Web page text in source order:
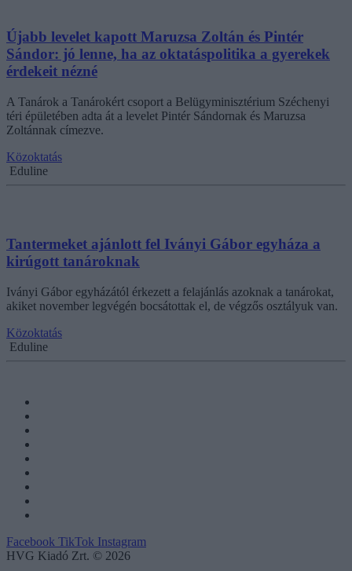
Újabb levelet kapott Maruzsa Zoltán és Pintér
Sándor: jó lenne, ha az oktatáspolitika a gyerekek
érdekeit nézné
A Tanárok a Tanárokért csoport a Belügyminisztérium Széchenyi
téri épületében adta át a levelet Pintér Sándornak és Maruzsa
Zoltánnak címezve.
Közoktatás
Eduline
Tantermeket ajánlott fel Iványi Gábor egyháza a
kirúgott tanároknak
Iványi Gábor egyházától érkezett a felajánlás azoknak a tanárokat,
akiket november legvégén bocsátottak el, de végzős osztályuk van.
Közoktatás
Eduline
Facebook TikTok Instagram
HVG Kiadó Zrt. © 2026